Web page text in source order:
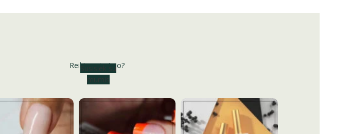
Reikia patarimo?
Susisiek su
mumis